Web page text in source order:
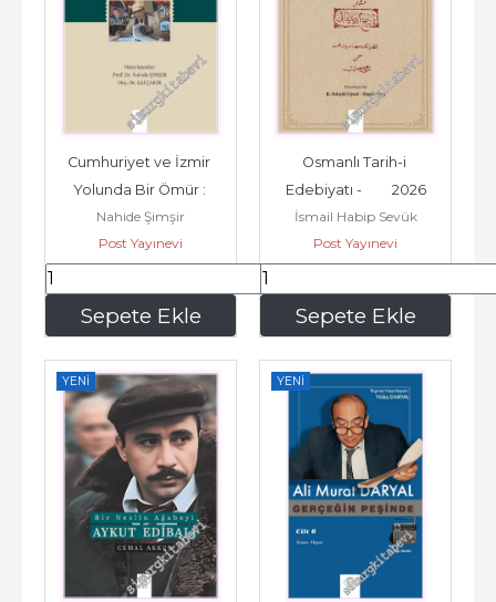
Sepete Ekle
Cumhuriyet ve İzmir
Yolunda Bir Ömür :
Yaşar Aksoy Armağanı -
2026
Nahide Şimşir
Post Yayınevi
875,00 Sepete Ekle
Osmanlı Tarih-i
Edebiyatı -         2026
İsmail Habip Sevük
Post Yayınevi
455,00
YENI YENI